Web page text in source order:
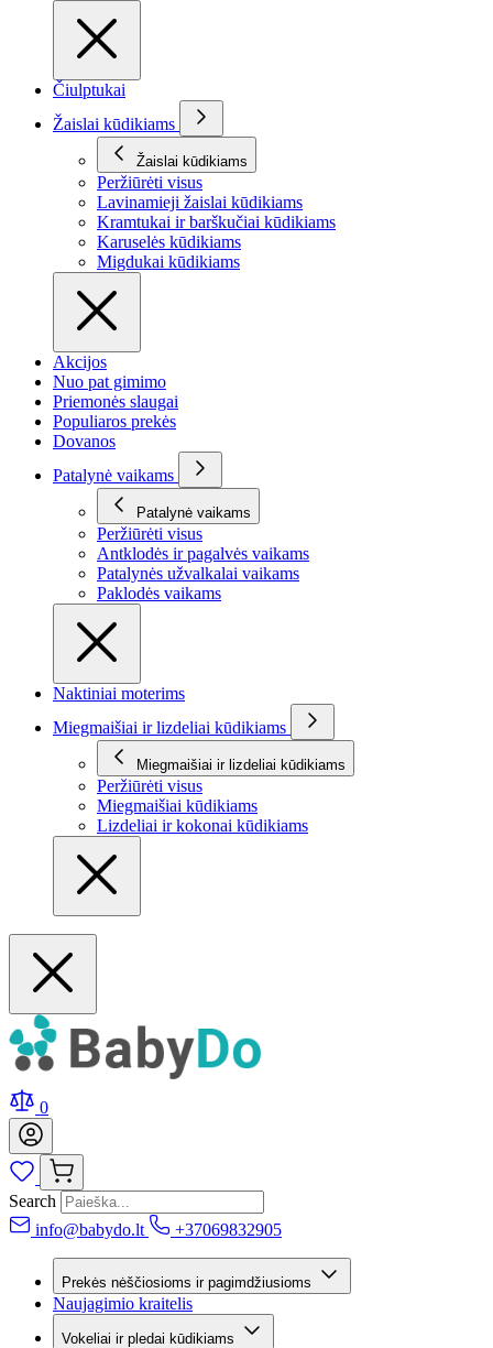
Čiulptukai
Žaislai kūdikiams
Žaislai kūdikiams
Peržiūrėti visus
Lavinamieji žaislai kūdikiams
Kramtukai ir barškučiai kūdikiams
Karuselės kūdikiams
Migdukai kūdikiams
Akcijos
Nuo pat gimimo
Priemonės slaugai
Populiaros prekės
Dovanos
Patalynė vaikams
Patalynė vaikams
Peržiūrėti visus
Antklodės ir pagalvės vaikams
Patalynės užvalkalai vaikams
Paklodės vaikams
Naktiniai moterims
Miegmaišiai ir lizdeliai kūdikiams
Miegmaišiai ir lizdeliai kūdikiams
Peržiūrėti visus
Miegmaišiai kūdikiams
Lizdeliai ir kokonai kūdikiams
0
Search
info@babydo.lt
+37069832905
Prekės nėščiosioms ir pagimdžiusioms
Naujagimio kraitelis
Vokeliai ir pledai kūdikiams